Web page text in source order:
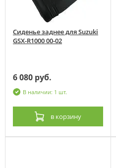
Сиденье заднее для Suzuki
GSX-R1000 00-02
6 080 руб.
В наличии: 1 шт.
в корзину